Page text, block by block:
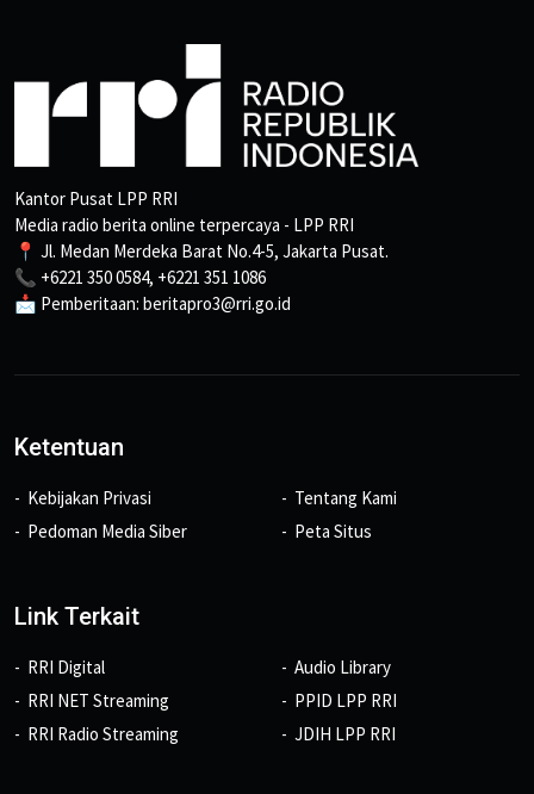
Kantor Pusat LPP RRI
Media radio berita online terpercaya - LPP RRI
📍 Jl. Medan Merdeka Barat No.4-5, Jakarta Pusat.
📞 +6221 350 0584, +6221 351 1086
📩 Pemberitaan: beritapro3@rri.go.id
Ketentuan
Kebijakan Privasi
Pedoman Media Siber
Tentang Kami
Peta Situs
Link Terkait
RRI Digital
RRI NET Streaming
RRI Radio Streaming
Audio Library
PPID LPP RRI
JDIH LPP RRI